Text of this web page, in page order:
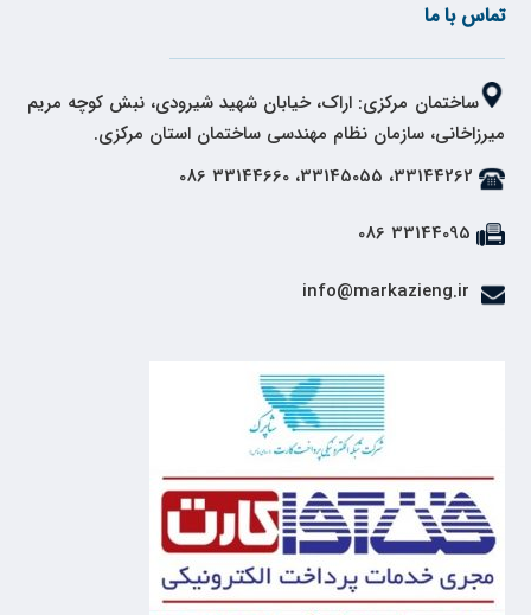
تماس با ما
ساختمان مرکزی: اراک، خیابان شهید شیرودی، نبش کوچه مریم
میرزاخانی، سازمان نظام مهندسی ساختمان استان مرکزی.
33144262، 33145055، 33144660 086
33144095 086